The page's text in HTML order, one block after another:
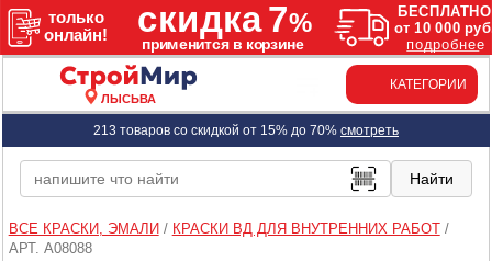
ЛЫСЬВА
КАТЕГОРИИ
213 товаров со скидкой от 15% до 70% смотреть
ВСЕ КРАСКИ, ЭМАЛИ / КРАСКИ ВД ДЛЯ ВНУТРЕННИХ РАБОТ/
АРТ. A08088